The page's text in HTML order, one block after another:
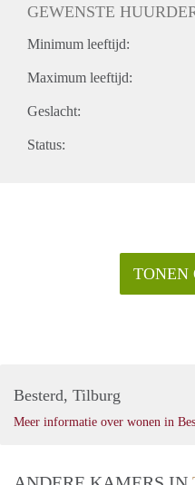
GEWENSTE
Minimum leeftijd:
Maximum leeftijd:
Geslacht:
Status:
TONEN
Besterd, Tilburg
Meer informatie over wonen in